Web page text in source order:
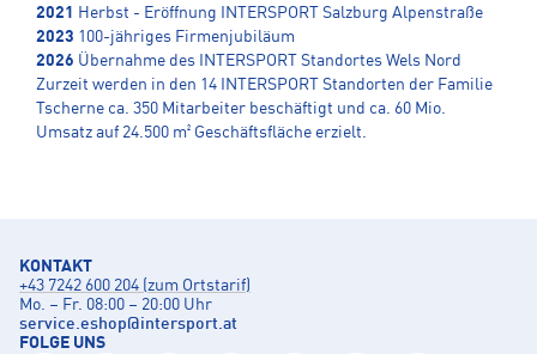
2021
Herbst - Eröffnung INTERSPORT Salzburg Alpenstraße
2023 100-jähriges Firmenjubiläum
2026 Übernahme des INTERSPORT Standortes Wels Nord
Zurzeit werden in den 14 INTERSPORT Standorten der Familie
Tscherne ca. 350 Mitarbeiter beschäftigt und ca. 60 Mio.
Umsatz auf 24.500 m² Geschäftsfläche erzielt.
KONTAKT
+43 7242 600 204 (zum Ortstarif)
Mo. – Fr. 08:00 – 20:00 Uhr
service.eshop@intersport.at
FOLGE UNS